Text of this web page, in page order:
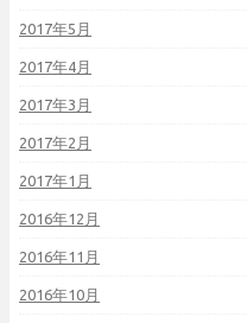
2017年5月
2017年4月
2017年3月
2017年2月
2017年1月
2016年12月
2016年11月
2016年10月